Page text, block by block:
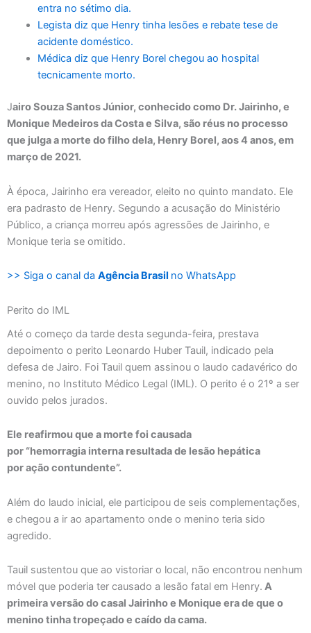
entra no sétimo dia.
Legista diz que Henry tinha lesões e rebate tese de
acidente doméstico.
Médica diz que Henry Borel chegou ao hospital
tecnicamente morto.
Jairo Souza Santos Júnior, conhecido como Dr. Jairinho, e
Monique Medeiros da Costa e Silva, são réus no processo
que julga a morte do filho dela, Henry Borel, aos 4 anos, em
março de 2021.
À época, Jairinho era vereador, eleito no quinto mandato. Ele
era padrasto de Henry. Segundo a acusação do Ministério
Público, a criança morreu após agressões de Jairinho, e
Monique teria se omitido.
>> Siga o canal da Agência Brasil no WhatsApp
Perito do IML
Até o começo da tarde desta segunda-feira, prestava
depoimento o perito Leonardo Huber Tauil, indicado pela
defesa de Jairo. Foi Tauil quem assinou o laudo cadavérico do
menino, no Instituto Médico Legal (IML). O perito é o 21º a ser
ouvido pelos jurados.
Ele reafirmou que a morte foi causada
por “hemorragia interna resultada de lesão hepática
por ação contundente”.
Além do laudo inicial, ele participou de seis complementações,
e chegou a ir ao apartamento onde o menino teria sido
agredido.
Tauil sustentou que ao vistoriar o local, não encontrou nenhum
móvel que poderia ter causado a lesão fatal em Henry. A
primeira versão do casal Jairinho e Monique era de que o
menino tinha tropeçado e caído da cama.